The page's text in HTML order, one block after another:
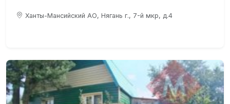
Ханты-Мансийский АО, Нягань г., 7-й мкр, д.4